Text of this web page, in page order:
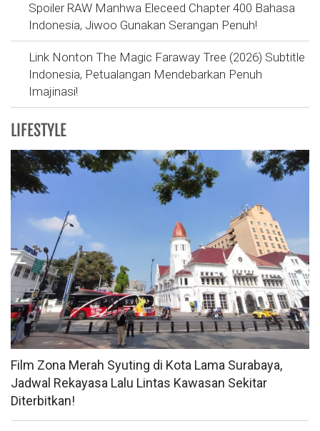
Spoiler RAW Manhwa Eleceed Chapter 400 Bahasa
Indonesia, Jiwoo Gunakan Serangan Penuh!
Link Nonton The Magic Faraway Tree (2026) Subtitle
Indonesia, Petualangan Mendebarkan Penuh
Imajinasi!
LIFESTYLE
Film Zona Merah Syuting di Kota Lama Surabaya,
Jadwal Rekayasa Lalu Lintas Kawasan Sekitar
Diterbitkan!